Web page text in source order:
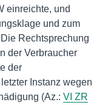
einreichte, und
und zum
Rechtsprechung
der Verbraucher
der
Instanz wegen
(Az.: VI ZR